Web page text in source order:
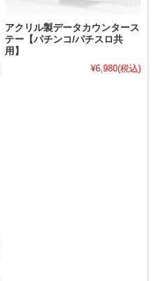
アクリル製データカウンタース
テー【パチンコ/パチスロ共
用】
¥6,980(税込)